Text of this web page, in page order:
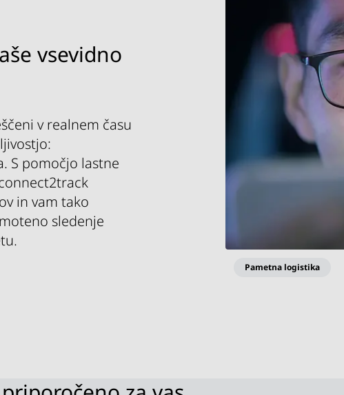
vsevidno
v realnem času
S pomočjo lastne
in vam tako
sledenje
Pametna logistika